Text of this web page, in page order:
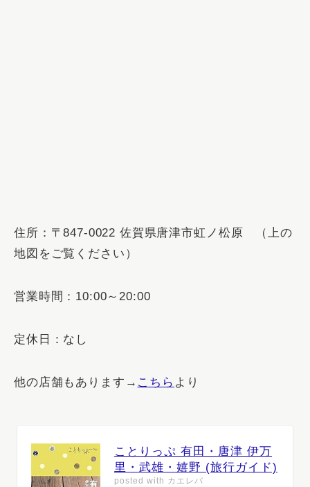
住所：〒847-0022 佐賀県唐津市虹ノ松原 （上の
地図をご覧ください）
営業時間：10:00～20:00
定休日：なし
他の店舗もあります→ こちら より
ことりっぷ 有田・唐津 伊万
里・武雄・嬉野 (旅行ガイド)
posted with カエレバ